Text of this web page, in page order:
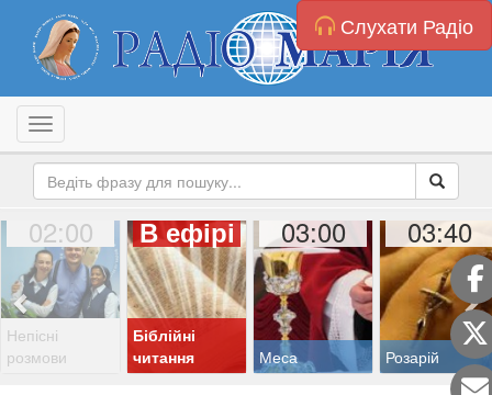
Слухати Радіо
Toggle navigation
02:00
Непісні
розмови
В ефірі
Біблійні
читання
03:00
Меса
03:40
Розарій